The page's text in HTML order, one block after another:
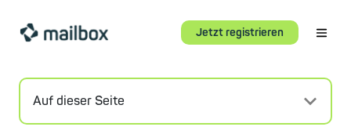
Jetzt registrieren
Auf dieser Seite